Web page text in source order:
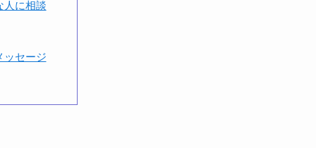
人に相談
ッセージ